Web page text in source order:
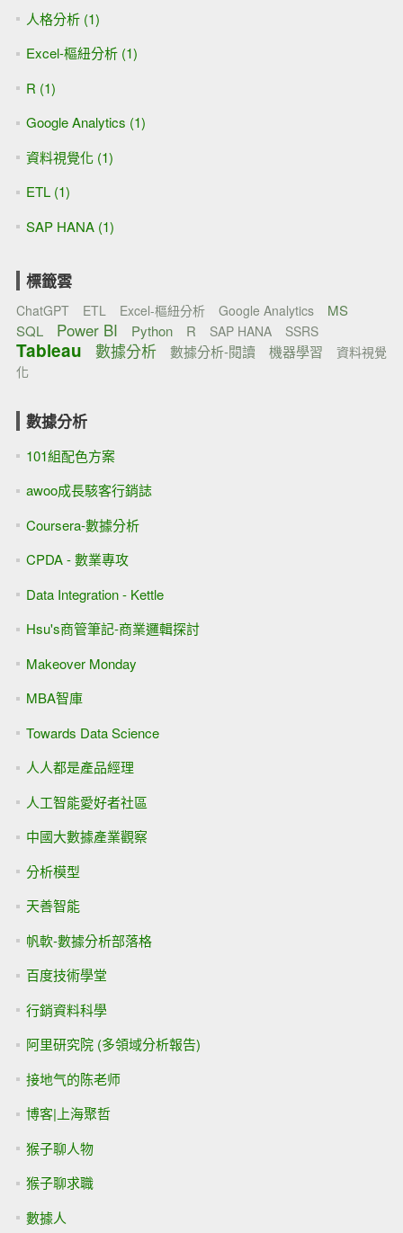
人格分析 (1)
Excel-樞紐分析 (1)
R (1)
Google Analytics (1)
資料視覺化 (1)
ETL (1)
SAP HANA (1)
標籤雲
ChatGPT ETL Excel-樞紐分析 Google Analytics
MS
SQL
Power BI Python R SAP HANA SSRS
Tableau 數據分析 數據分析-閱讀 機器學習
資料視覺
化
數據分析
101組配色方案
awoo成長駭客行銷誌
Coursera-數據分析
CPDA - 數業專攻
Data Integration - Kettle
Hsu's商管筆記-商業邏輯探討
Makeover Monday
MBA智庫
Towards Data Science
人人都是產品經理
人工智能愛好者社區
中國大數據產業觀察
分析模型
天善智能
帆軟-數據分析部落格
百度技術學堂
行銷資料科學
阿里研究院 (多領域分析報告)
接地气的陈老师
博客|上海聚哲
猴子聊人物
猴子聊求職
數據人